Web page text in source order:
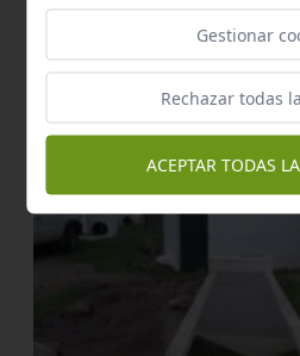
Pozo prieto
Gestionar
Rechazar todas
ACEPTAR TODAS